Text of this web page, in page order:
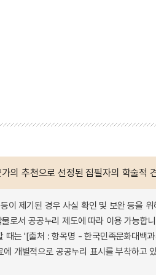
의 추천으로 선정된 집필자의 학술적
이 제기된 경우 사실 확인 및 보완 등을
로서 공공누리 제도에 따라 이용 가능합
때는 '[출처 : 항목명 - 한국민족문화대백
개별적으로 공공누리 표시를 부착하고